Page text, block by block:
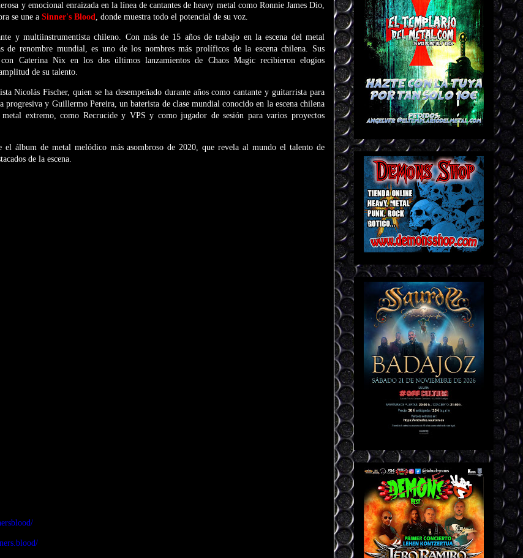
y emocional enraizada en la línea de cantantes de heavy metal como Ronnie James Dio,
se une a Sinner's Blood, donde muestra todo el potencial de su voz.
y multiinstrumentista chileno. Con más de 15 años de trabajo en la escena del metal
de renombre mundial, es uno de los nombres más prolíficos de la escena chilena. Sus
con Caterina Nix en los dos últimos lanzamientos de Chaos Magic recibieron elogios
de su talento.
Nicolás Fischer, quien se ha desempeñado durante años como cantante y guitarrista para
progresiva y Guillermo Pereira, un baterista de clase mundial conocido en la escena chilena
extremo, como Recrucide y VPS y como jugador de sesión para varios proyectos
el álbum de metal melódico más asombroso de 2020, que revela al mundo el talento de
de la escena.